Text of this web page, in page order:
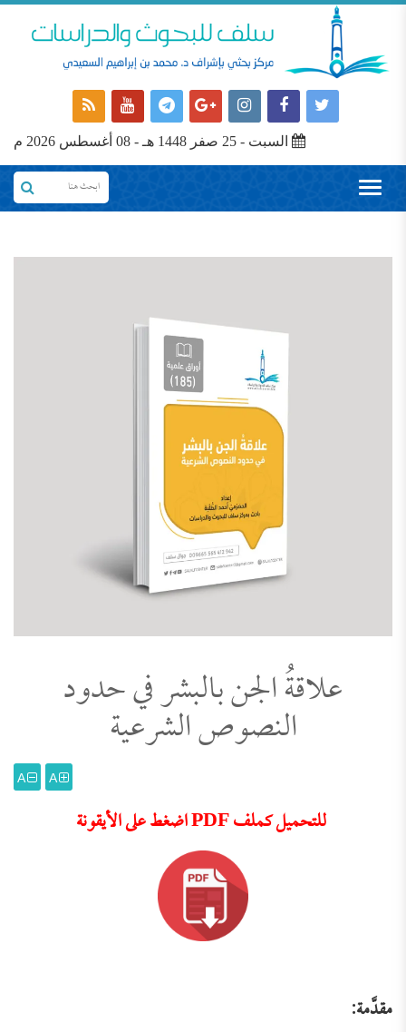
السبت - 25 صفر 1448 هـ - 08 أغسطس 2026 م
علاقةُ الجن بالبشر في حدود
النصوص الشرعية
A
A
للتحميل كملف PDF اضغط على الأيقونة
مقدَّمة: